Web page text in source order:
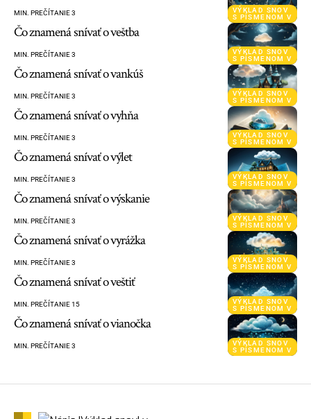
VÝKLAD SNOV
S PÍSMENOM V
MIN. PREČÍTANIE 3
VÝKLAD SNOV
S PÍSMENOM V
Čo znamená snívať o veštba
MIN. PREČÍTANIE 3
VÝKLAD SNOV
S PÍSMENOM V
Čo znamená snívať o vankúš
MIN. PREČÍTANIE 3
VÝKLAD SNOV
S PÍSMENOM V
Čo znamená snívať o vyhňa
MIN. PREČÍTANIE 3
VÝKLAD SNOV
S PÍSMENOM V
Čo znamená snívať o výlet
MIN. PREČÍTANIE 3
VÝKLAD SNOV
S PÍSMENOM V
Čo znamená snívať o výskanie
MIN. PREČÍTANIE 3
VÝKLAD SNOV
S PÍSMENOM V
Čo znamená snívať o vyrážka
MIN. PREČÍTANIE 3
VÝKLAD SNOV
S PÍSMENOM V
Čo znamená snívať o veštiť
MIN. PREČÍTANIE 15
VÝKLAD SNOV
S PÍSMENOM V
Čo znamená snívať o vianočka
MIN. PREČÍTANIE 3